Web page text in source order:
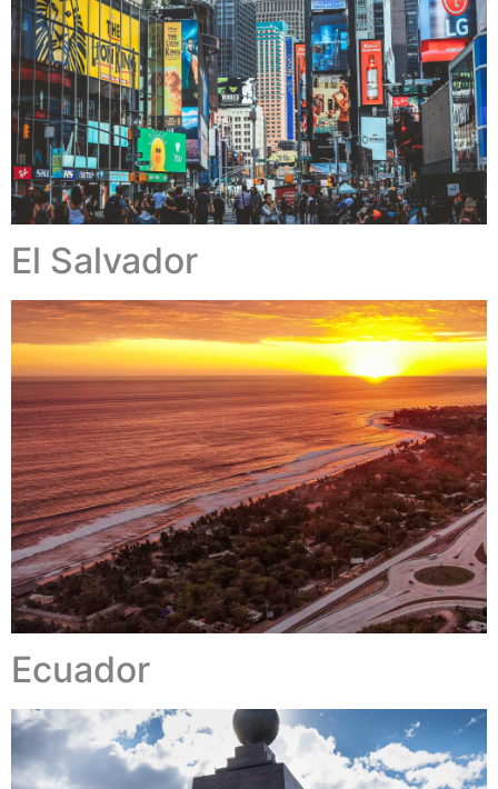
El Salvador
Ecuador